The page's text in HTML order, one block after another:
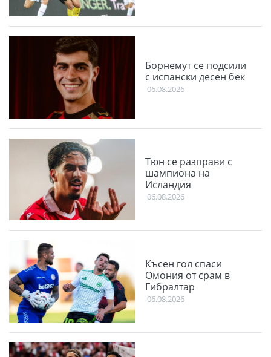
Борнемут се подсили
с испански десен бек
06.08.2026
Тюн се разправи с
шампиона на
Исландия
06.08.2026
Късен гол спаси
Омония от срам в
Гибралтар
06.08.2026